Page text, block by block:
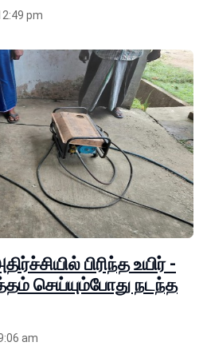
pm
பிரிந்த உயிர் -
செய்யும்போது நடந்த
am